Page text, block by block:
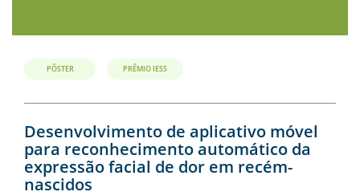
PÔSTER PRÊMIO IESS
Desenvolvimento de aplicativo móvel
para reconhecimento automático da
expressão facial de dor em recém-
nascidos